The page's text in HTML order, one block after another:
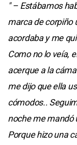
" – Estábamos
marca de corpiño
acordaba y me
Como no lo veía,
acerque a la
me dijo que ella
cómodos..
noche me mandó
Porque hizo una